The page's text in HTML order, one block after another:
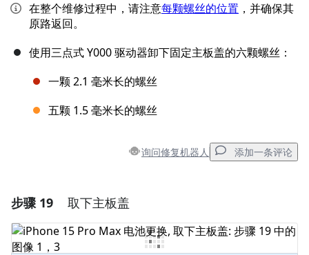
在整个维修过程中，请注意每颗螺丝的位置 ，并确保其
原路返回。
使用三点式 Y000 驱动器卸下固定主板盖的六颗螺丝：
一颗 2.1 毫米长的螺丝
五颗 1.5 毫米长的螺丝
询问修复机器人 添加一条评论
添加评论
步骤 19 取下主板盖